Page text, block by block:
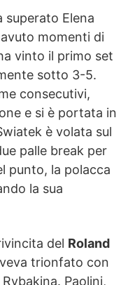
Elena
momenti di
vinto il primo set
sotto 3-5.
consecutivi,
e si è portata in
è volata sul
palle break per
punto, la polacca
la sua
del Roland
trionfato con
Paolini,